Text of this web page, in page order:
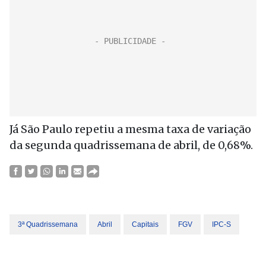
Já São Paulo repetiu a mesma taxa de variação
da segunda quadrissemana de abril, de 0,68%.
3ª Quadrissemana Abril Capitais FGV IPC-S